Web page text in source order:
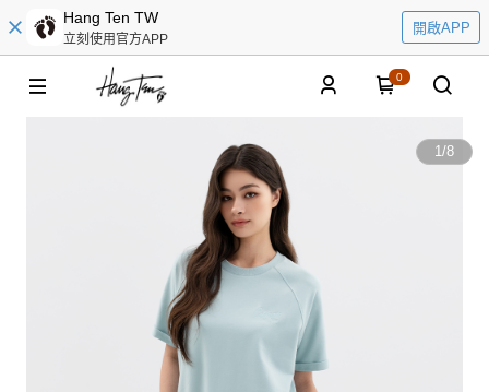
Hang Ten TW
立刻使用官方APP
開啟APP
0
1/8